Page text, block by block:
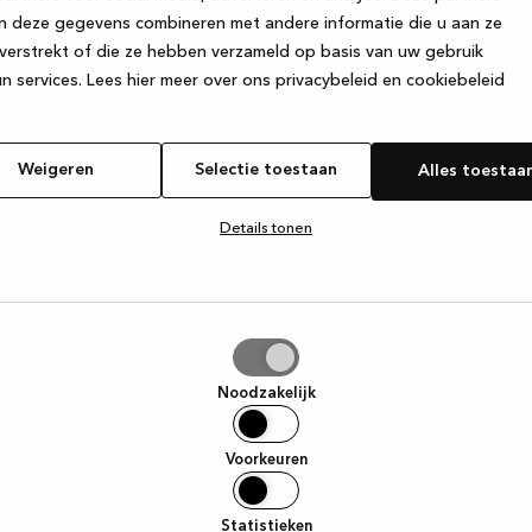
deze gegevens combineren met andere informatie die u aan ze
of die ze hebben verzameld op basis van uw gebruik
services. Lees hier meer over ons privacybeleid en cookiebeleid
Weigeren Selectie toestaan Alles
Details tonen
Noodzakelijk
Voorkeuren
Statistieken
has occurred while loadingwww.kvik.be (see the